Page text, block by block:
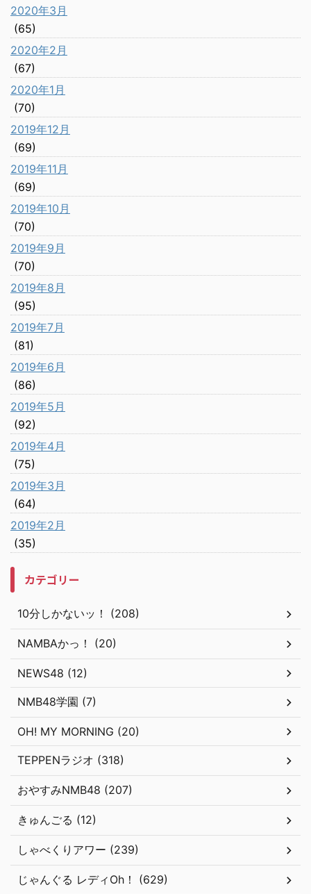
2020年3月
(65)
2020年2月
(67)
2020年1月
(70)
2019年12月
(69)
2019年11月
(69)
2019年10月
(70)
2019年9月
(70)
2019年8月
(95)
2019年7月
(81)
2019年6月
(86)
2019年5月
(92)
2019年4月
(75)
2019年3月
(64)
2019年2月
(35)
カテゴリー
10分しかないッ！ (208)
NAMBAかっ！ (20)
NEWS48 (12)
NMB48学園 (7)
OH! MY MORNING (20)
TEPPENラジオ (318)
おやすみNMB48 (207)
きゅんごる (12)
しゃべくりアワー (239)
じゃんぐる レディOh！ (629)